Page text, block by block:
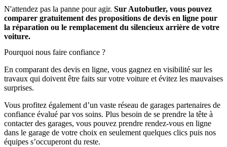
N'attendez pas la panne pour agir. Sur Autobutler, vous pouvez
comparer gratuitement des propositions de devis en ligne pour
la réparation ou le remplacement du silencieux arrière de votre
voiture.
Pourquoi nous faire confiance ?
En comparant des devis en ligne, vous gagnez en visibilité sur les
travaux qui doivent être faits sur votre voiture et évitez les mauvaises
surprises.
Vous profitez également d’un vaste réseau de garages partenaires de
confiance évalué par vos soins. Plus besoin de se prendre la tête à
contacter des garages, vous pouvez prendre rendez-vous en ligne
dans le garage de votre choix en seulement quelques clics puis nos
équipes s’occuperont du reste.